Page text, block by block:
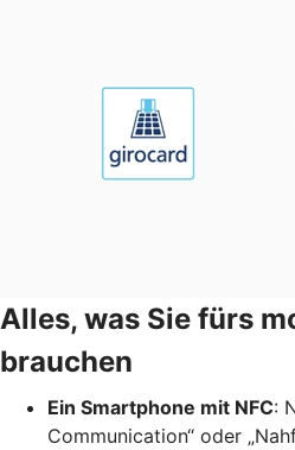
Alles, was Sie fürs
brauchen
Ein Smartphone mit NFC:
Communication“ oder